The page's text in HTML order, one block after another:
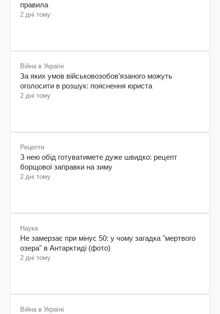
правила
2 дні тому
Війна в Україні
За яких умов військовозобов’язаного можуть
оголосити в розшук: пояснення юриста
2 дні тому
Рецепти
З нею обід готуватимете дуже швидко: рецепт
борщової заправки на зиму
2 дні тому
Наука
Не замерзає при мінус 50: у чому загадка "мертвого
озера" в Антарктиді (фото)
2 дні тому
Війна в Україні